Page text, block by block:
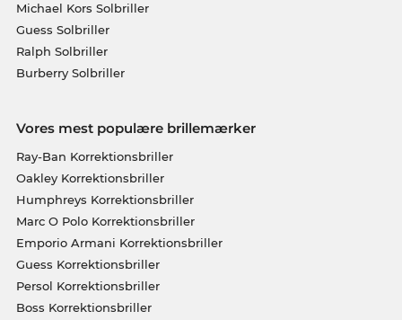
Michael Kors Solbriller
Guess Solbriller
Ralph Solbriller
Burberry Solbriller
Vores mest populære brillemærker
Ray-Ban Korrektionsbriller
Oakley Korrektionsbriller
Humphreys Korrektionsbriller
Marc O Polo Korrektionsbriller
Emporio Armani Korrektionsbriller
Guess Korrektionsbriller
Persol Korrektionsbriller
Boss Korrektionsbriller